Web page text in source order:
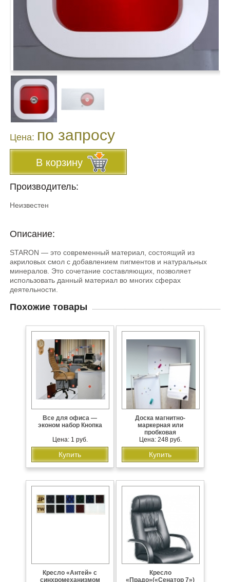
Цена: по запросу
В корзину
Производитель:
Неизвестен
Описание:
STARON — это современный материал, состоящий из
акриловых смол с добавлением пигментов и натуральных
минералов. Это сочетание составляющих, позволяет
использовать данный материал во многих сферах
деятельности.
Похожие товары
Все для офиса —
эконом набор Кнопка
Цена: 1 руб.
Купить
Доска магнитно-
маркерная или
пробковая
Цена: 248 руб.
Купить
Кресло «Антей» с
синхромеханизмом
Кресло
«Прадо»(«Сенатор 7»)